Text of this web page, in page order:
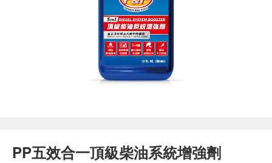
PP五效合一頂級柴油系統增強劑